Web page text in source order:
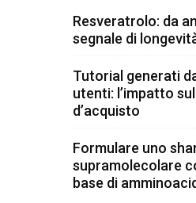
Resveratrolo: da
segnale di
Tutorial generati
utenti: l’impatto
d’acquisto
Formulare uno
supramolecolare
base di